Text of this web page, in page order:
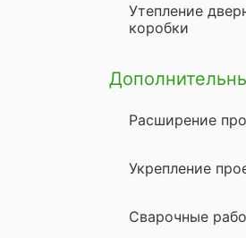
Утепление
коробки
Расширение
Укрепление
Сварочные